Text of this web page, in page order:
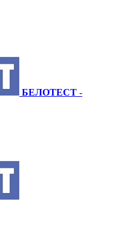
БЕЛОТЕСТ -